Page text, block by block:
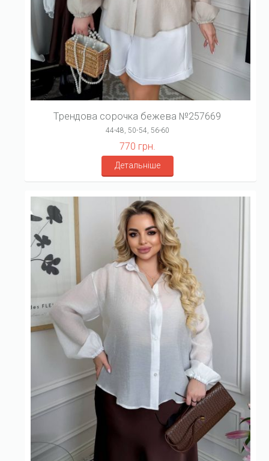
Трендова сорочка бежева №257669
44-48, 50-54, 56-60
770 грн.
Детальніше